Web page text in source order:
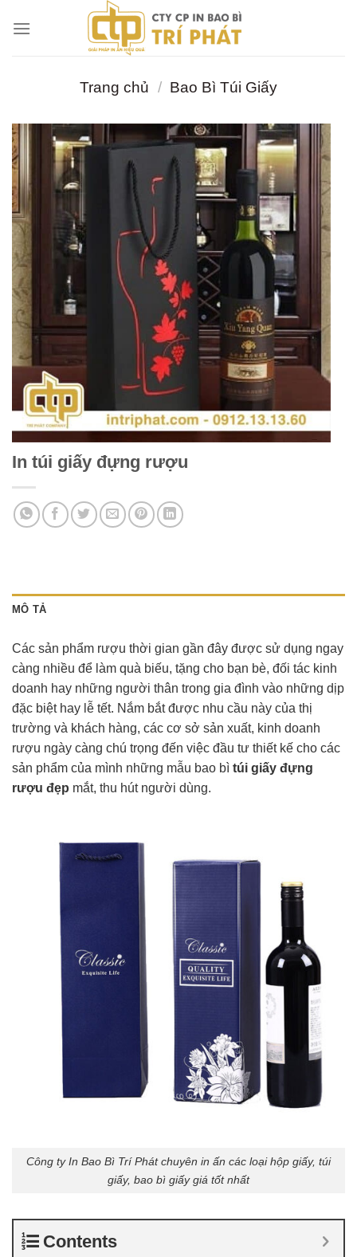
đến
Trang chủ / Bao Bì Túi Giấy
In túi giấy đựng rượu
MÔ TẢ
Các sản phẩm rượu thời gian gần đây được sử dụng ngay
càng nhiều để làm quà biếu, tặng cho bạn bè, đối tác kinh
doanh hay những người thân trong gia đình vào những dịp
đặc biệt hay lễ tết. Nắm bắt được nhu cầu này của thị
trường và khách hàng, các cơ sở sản xuất, kinh doanh
rượu ngày càng chú trọng đến việc đầu tư thiết kế cho các
sản phẩm của mình những mẫu bao bì túi giấy đựng
rượu đẹp mắt, thu hút người dùng.
Công ty In Bao Bì Trí Phát chuyên in ấn các loại hộp giấy, túi
giấy, bao bì giấy giá tốt nhất
Contents